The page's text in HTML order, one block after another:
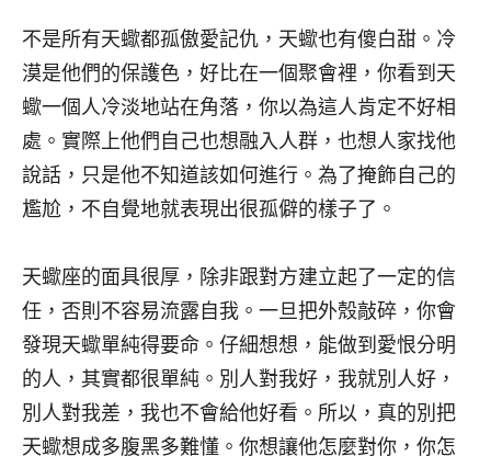
不是所有天蠍都孤傲愛記仇，天蠍也有傻白甜。冷
漠是他們的保護色，好比在一個聚會裡，你看到天
蠍一個人冷淡地站在角落，你以為這人肯定不好相
處。實際上他們自己也想融入人群，也想人家找他
說話，只是他不知道該如何進行。為了掩飾自己的
尷尬，不自覺地就表現出很孤僻的樣子了。
天蠍座的面具很厚，除非跟對方建立起了一定的信
任，否則不容易流露自我。一旦把外殼敲碎，你會
發現天蠍單純得要命。仔細想想，能做到愛恨分明
的人，其實都很單純。別人對我好，我就別人好，
別人對我差，我也不會給他好看。所以，真的別把
天蠍想成多腹黑多難懂。你想讓他怎麼對你，你怎